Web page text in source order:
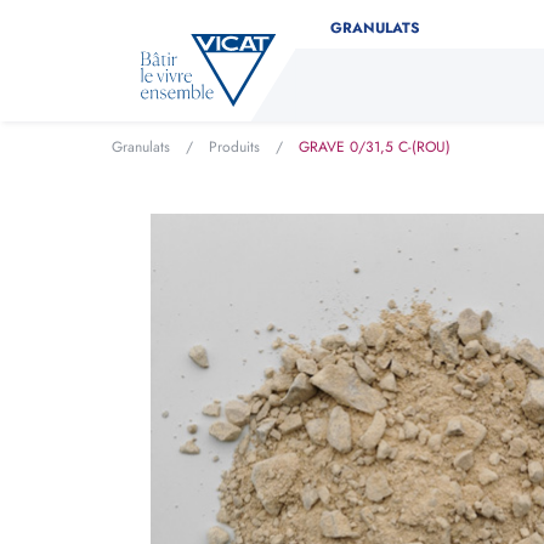
GRANULATS
Granulats / Produits / GRAVE 0/31,5 C-(ROU)
Déterminez facilement
Indiquez le type de